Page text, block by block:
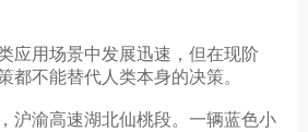
用场景中发展迅速，但在现阶
都不能替代人类本身的决策。
渝高速湖北仙桃段。一辆蓝色小